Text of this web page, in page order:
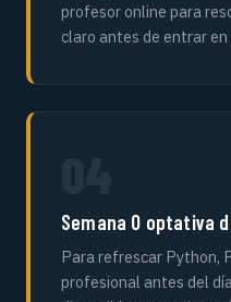
profesor online para
claro antes de entrar
Semana 0 optativa
Para refrescar Python,
profesional antes del